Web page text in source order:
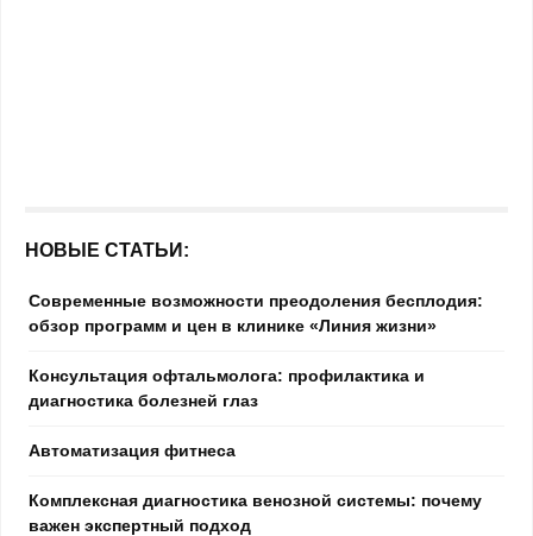
НОВЫЕ СТАТЬИ:
Современные возможности преодоления бесплодия:
обзор программ и цен в клинике «Линия жизни»
Консультация офтальмолога: профилактика и
диагностика болезней глаз
Автоматизация фитнеса
Комплексная диагностика венозной системы: почему
важен экспертный подход